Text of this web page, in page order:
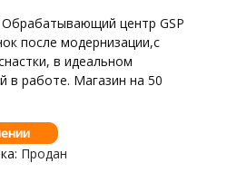
центр GSP
после модернизации,с
в идеальном
в работе. Магазин на 50
Продан